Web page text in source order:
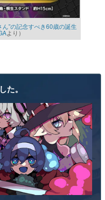
ん”の記念すべき60歳の誕生
より）
た。